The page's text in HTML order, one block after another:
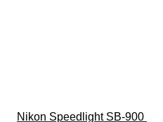
Nikon Speedlight SB-900